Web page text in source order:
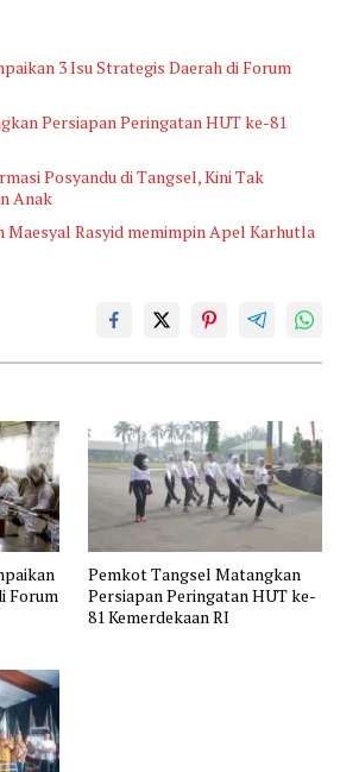
3 Isu Strategis Daerah di Forum
Persiapan Peringatan HUT ke-81
Posyandu di Tangsel, Kini Tak
Anak
Maesyal Rasyid memimpin Apel Karhutla
Forum
Pemkot Tangsel Matangkan
Persiapan Peringatan HUT ke-
81 Kemerdekaan RI